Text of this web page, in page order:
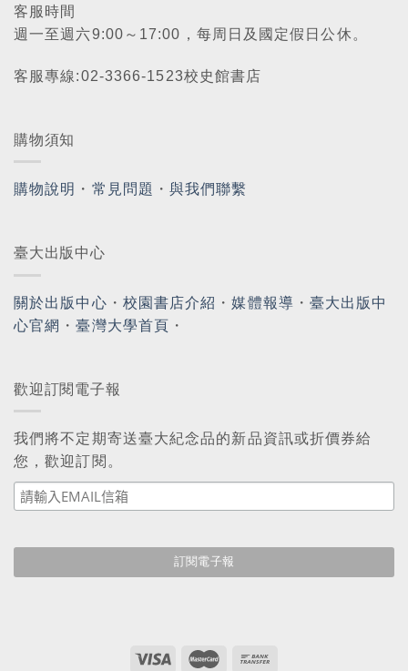
客服時間
週一至週六9:00～17:00，每周日及國定假日公休。
客服專線:02-3366-1523校史館書店
購物須知
購物說明 ・ 常見問題 ・與我們聯繫
臺大出版中心
關於出版中心 ・ 校園書店介紹 ・媒體報導 ・ 臺大出版中
心官網 ・臺灣大學首頁 ・
歡迎訂閱電子報
我們將不定期寄送臺大紀念品的新品資訊或折價券給
您，歡迎訂閱。